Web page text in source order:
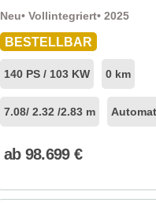
Neu• Vollintegriert• 2025
BESTELLBAR
140 PS / 103 KW 0 km
7.08/ 2.32 /2.83 m
ab 98.699 €